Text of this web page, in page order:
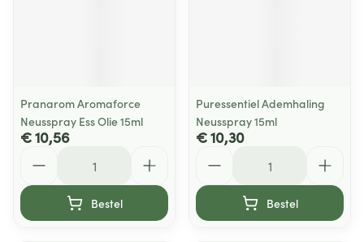
Pranarom Aromaforce
Neusspray Ess Olie 15ml
€ 10,56
Bestel
Puressentiel Ademhaling
Neusspray 15ml
€ 10,30
Bestel